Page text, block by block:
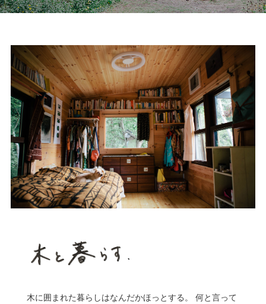
木に囲まれた暮らしはなんだかほっとする。 何と言って